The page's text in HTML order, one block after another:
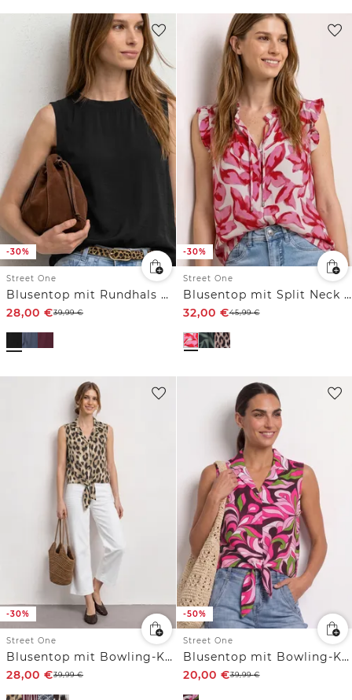
-30%
Street One
Blusentop mit Rundhals und Tape-Detail
28,00 €39,99€
-30%
Street One
Blusentop mit Split Neck und Rüschen
32,00 €45,99€
-30%
Street One
Blusentop mit Bowling-Kragen und Knoten
28,00 €39,99€
-50%
Street One
Blusentop mit Bowling-Kragen und Knoten
20,00 €39,99€